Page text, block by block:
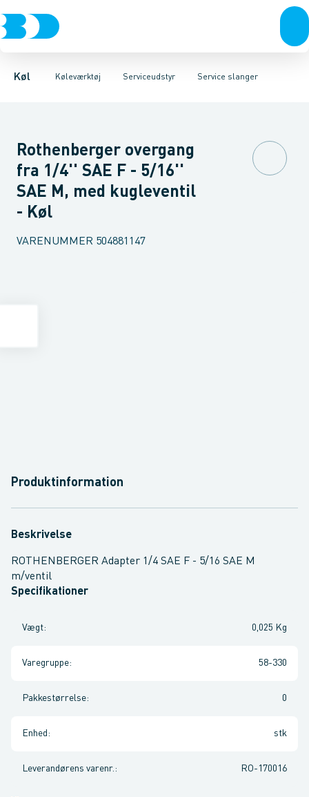
Køl Køleværktøj
KompressorerKondenseringsaggregaterFordampere
Serviceudstyr
Måleinstrumenter ServiceudstyrVærktøjService slanger
LæksøgningMagnetisk udstyrReduktionsventilerRengøring
Rothenberger overgang
fra 1/4'' SAE F - 5/16''
SAE M, med kugleventil
- Køl
VARENUMMER 504881147
Produktinformation
Beskrivelse
ROTHENBERGER Adapter 1/4 SAE F - 5/16 SAE M
m/ventil
Specifikationer
Vægt: 0,025 Kg
Varegruppe: 58-330
Pakkestørrelse: 0
Enhed : stk
Leverandørens varenr. : RO-170016